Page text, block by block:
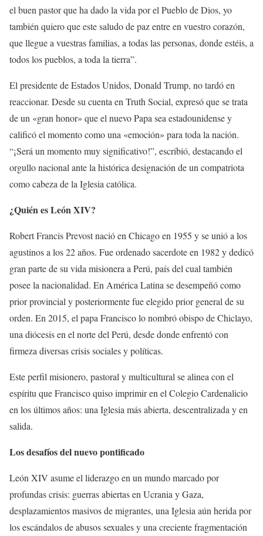
el buen pastor que ha dado la vida por el Pueblo de Dios, yo
también quiero que este saludo de paz entre en vuestro corazón,
que llegue a vuestras familias, a todas las personas, donde estéis, a
todos los pueblos, a toda la tierra”.
El presidente de Estados Unidos, Donald Trump, no tardó en
reaccionar. Desde su cuenta en Truth Social, expresó que se trata
de un «gran honor» que el nuevo Papa sea estadounidense y
calificó el momento como una «emoción» para toda la nación.
“¡Será un momento muy significativo!”, escribió, destacando el
orgullo nacional ante la histórica designación de un compatriota
como cabeza de la Iglesia católica.
¿Quién es León XIV?
Robert Francis Prevost nació en Chicago en 1955 y se unió a los
agustinos a los 22 años. Fue ordenado sacerdote en 1982 y dedicó
gran parte de su vida misionera a Perú, país del cual también
posee la nacionalidad. En América Latina se desempeñó como
prior provincial y posteriormente fue elegido prior general de su
orden. En 2015, el papa Francisco lo nombró obispo de Chiclayo,
una diócesis en el norte del Perú, desde donde enfrentó con
firmeza diversas crisis sociales y políticas.
Este perfil misionero, pastoral y multicultural se alinea con el
espíritu que Francisco quiso imprimir en el Colegio Cardenalicio
en los últimos años: una Iglesia más abierta, descentralizada y en
salida.
Los desafíos del nuevo pontificado
León XIV asume el liderazgo en un mundo marcado por
profundas crisis: guerras abiertas en Ucrania y Gaza,
desplazamientos masivos de migrantes, una Iglesia aún herida por
los escándalos de abusos sexuales y una creciente fragmentación